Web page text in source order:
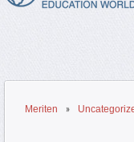
Meriten